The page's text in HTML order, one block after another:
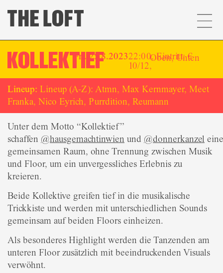
KOLLEKTIEF
Fr.. 25.8.202322:00, Eintritt: €
10/12,
Oben,Unten
Lineup: Lineup (A-Z): Atmn, Max Kernmayer, Meet
Franka, Nico Eyrich, Purrdition, Reumann
Unter dem Motto “Kollektief”
schaffen @hausgemachtinwien und @donnerkanzel
gemeinsamen Raum, ohne Trennung zwischen Musik
und Floor, um ein unvergessliches Erlebnis zu
kreieren.
Beide Kollektive greifen tief in die musikalische
Trickkiste und werden mit unterschiedlichen Sounds
gemeinsam auf beiden Floors einheizen.
Als besonderes Highlight werden die Tanzenden am
unteren Floor zusätzlich mit beeindruckenden Visuals
verwöhnt.